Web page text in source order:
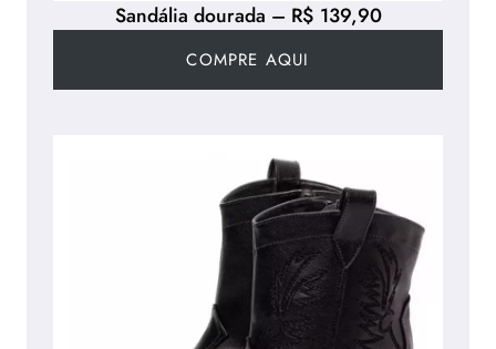
Sandália dourada – R$ 139,90
COMPRE AQUI